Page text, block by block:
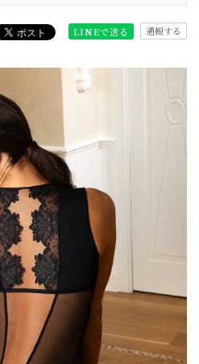
LINEで送る 通報する